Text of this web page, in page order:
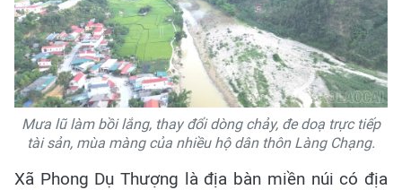
Mưa lũ làm bồi lắng, thay đổi dòng chảy, đe doạ trực tiếp
tài sản, mùa màng của nhiều hộ dân thôn Làng Chạng.
Xã Phong Dụ Thượng là địa bàn miền núi có địa